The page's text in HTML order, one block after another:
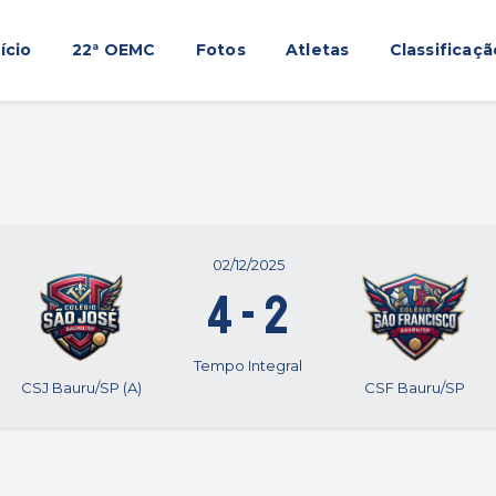
22ª OEMC Fotos Atletas
22ª OEMC
Fotos
CSJ Bauru/SP (A) CSF Bauru/SP
02/12/2025
4-2
Tempo Integral